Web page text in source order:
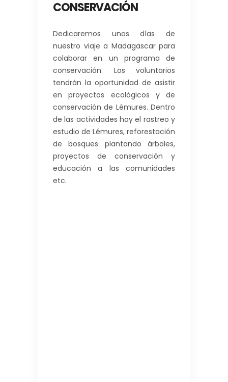
CONSERVACIÓN
Dedicaremos unos días de
nuestro viaje a Madagascar para
colaborar en un programa de
conservación. Los voluntarios
tendrán la oportunidad de asistir
en proyectos ecológicos y de
conservación de Lémures. Dentro
de las actividades hay el rastreo y
estudio de Lémures, reforestación
de bosques plantando árboles,
proyectos de conservación y
educación a las comunidades
etc.